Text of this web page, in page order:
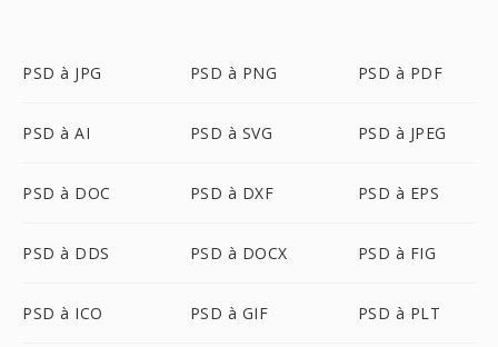
PSD à JPG PSD à PNG PSD à PDF
PSD à AI PSD à SVG PSD à JPEG
PSD à DOC PSD à DXF PSD à EPS
PSD à DDS PSD à DOCX PSD à FIG
PSD à ICO PSD à GIF PSD à PLT